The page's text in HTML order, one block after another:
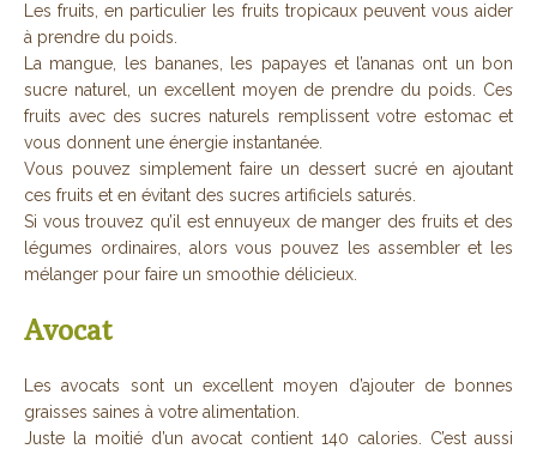
Les fruits, en particulier les fruits tropicaux peuvent vous aider
à prendre du poids.
La mangue, les bananes, les papayes et l’ananas ont un bon
sucre naturel, un excellent moyen de prendre du poids. Ces
fruits avec des sucres naturels remplissent votre estomac et
vous donnent une énergie instantanée.
Vous pouvez simplement faire un dessert sucré en ajoutant
ces fruits et en évitant des sucres artificiels saturés.
Si vous trouvez qu’il est ennuyeux de manger des fruits et des
légumes ordinaires, alors vous pouvez les assembler et les
mélanger pour faire un smoothie délicieux.
Avocat
Les avocats sont un excellent moyen d’ajouter de bonnes
graisses saines à votre alimentation.
Juste la moitié d’un avocat contient 140 calories. C’est aussi